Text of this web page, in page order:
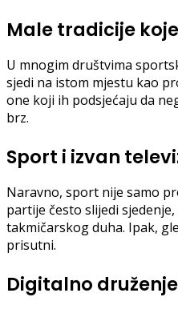
Male tradicije
U mnogim društvima
sjedi na istom mjestu kao
one koji ih podsjećaju da
brz.
Sport i izvan
Naravno, sport nije samo
partije često slijedi
takmičarskog duha. Ipak,
prisutni.
Digitalno